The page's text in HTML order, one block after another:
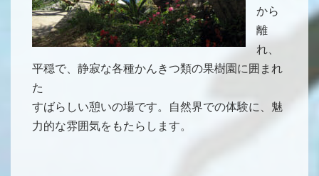
から
離
れ、
平穏で、静寂な各種かんきつ類の果樹園に囲まれ
た
すばらしい憩いの場です。自然界での体験に、魅
力的な雰囲気をもたらします。